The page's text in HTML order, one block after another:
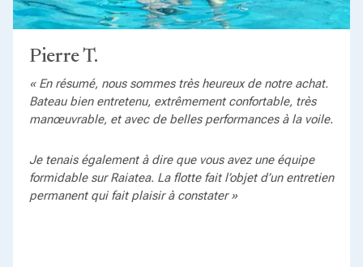
Pierre T.
« En résumé, nous sommes très heureux de notre achat.
Bateau bien entretenu, extrêmement confortable, très
manœuvrable, et avec de belles performances à la voile.
Je tenais également à dire que vous avez une équipe
formidable sur Raiatea. La flotte fait l’objet d’un entretien
permanent qui fait plaisir à constater »